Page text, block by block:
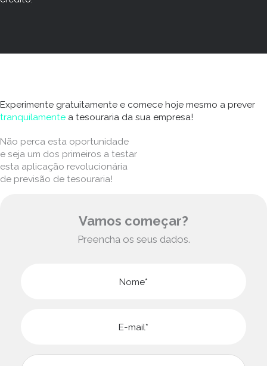
Experimente gratuitamente e comece hoje mesmo a prever
tranquilamente a tesouraria da sua empresa!
Não perca esta oportunidade
e seja um dos primeiros a testar
esta aplicação revolucionária
de previsão de tesouraria!
Vamos começar?
Preencha os seus dados.